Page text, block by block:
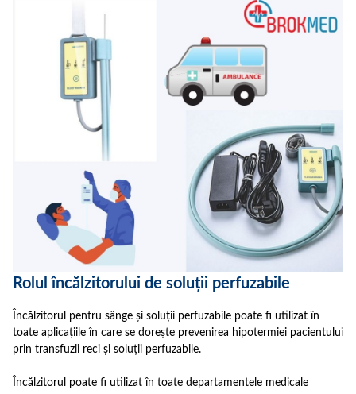
Rolul încălzitorului de soluții perfuzabile
Încălzitorul pentru sânge și soluții perfuzabile poate fi utilizat în
toate aplicațiile în care se dorește prevenirea hipotermiei pacientului
prin transfuzii reci și soluții perfuzabile.
Încălzitorul poate fi utilizat în toate departamentele medicale